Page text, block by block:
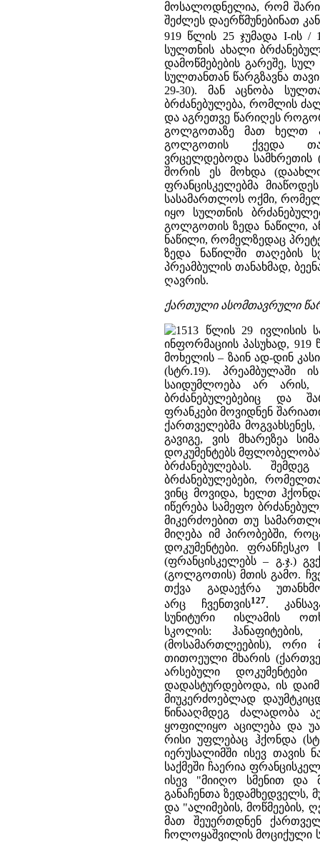
მოსალოდნელია, რომ
შეძლეს დაერწმუნებინათ
919 წლის 25 ჯუმადა I-ის
სულთნის ახალი
დამოწმებების გარეშე,
სულთანთან წარგზავნა
29-30). მან აცნობა
ბრძანებულება, რომლის
და აგრეთვე წარიღეს
გოლგოთაზე მათ ხელთ
გოლგოთის ქვედა
ვრცელდებოდა
შორის ეს მოხდა
ფრანცისკელებმა
სასამართლოს ოქმი,
იყო სულთნის
გოლგოთის ზედა ნაწილი,
ნაწილი, რომელზედაც
ზედა ნაწილში თაღების
პრეამბულის თანახმად,
ღავრის.
ქართული ასომთავრული
1513 წლის 29 ივლისის
ინფორმაციის პასუხად, 919
მოხელის – ზაინ ად-დინ
(სტრ.19). პრეამბულაში
საიდუმლოება არ
ბრძანებულებებიც და
ფრანკები მოვიდნენ
ქართველებმა
გავიგე, ვის მხარეზეა
დოკუმენტებს
ბრძანებულებას.
ბრძანებულებები,
ვინც მოვიდა, ხელთ
იწერება სამეფო
მიკერძოებით თუ
მიღება იმ პირობებში,
დოკუმენტები.
(ფრანცისკელებს – გ.ჯ.)
(გოლგოთის) მთის გამო.
თქვა გადაეჭრა
არც ჩვენთვის127.
სუნიტური ისლამის
სკოლის: ჰანაფიტების,
(მოსამართლეების), ორი
თითოეული მხარის
არსებული
დადასტურდებოდა, ის
მიუკერძოებლად
წინააღმდეგ ძალადობა
ყოფილიყო აცილება და
რისი უფლებაც ჰქონდა
იერუსალიმში ისევ
საქმეში ჩაერია
ისევ "მიიღო სმენით და
განაჩენთა ზედამხედველს,
და "ალიმების, მოწმეების,
მათ შეუერთდნენ
ჩოლოყაშვილის მოციქული